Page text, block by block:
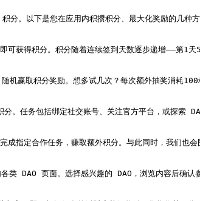
。以下是您在应用内积攒积分、最大化奖励的几种方
可获得积分。积分随着连续签到天数逐步递增——第1
机赢取积分奖励。想多试几次？每次额外抽奖消耗
。任务包括绑定社交账号、关注官方平台，或探索
成指定合作任务，赚取额外积分。与此同时，我们也
DAO 页面。选择感兴趣的 DAO，浏览内容后确认